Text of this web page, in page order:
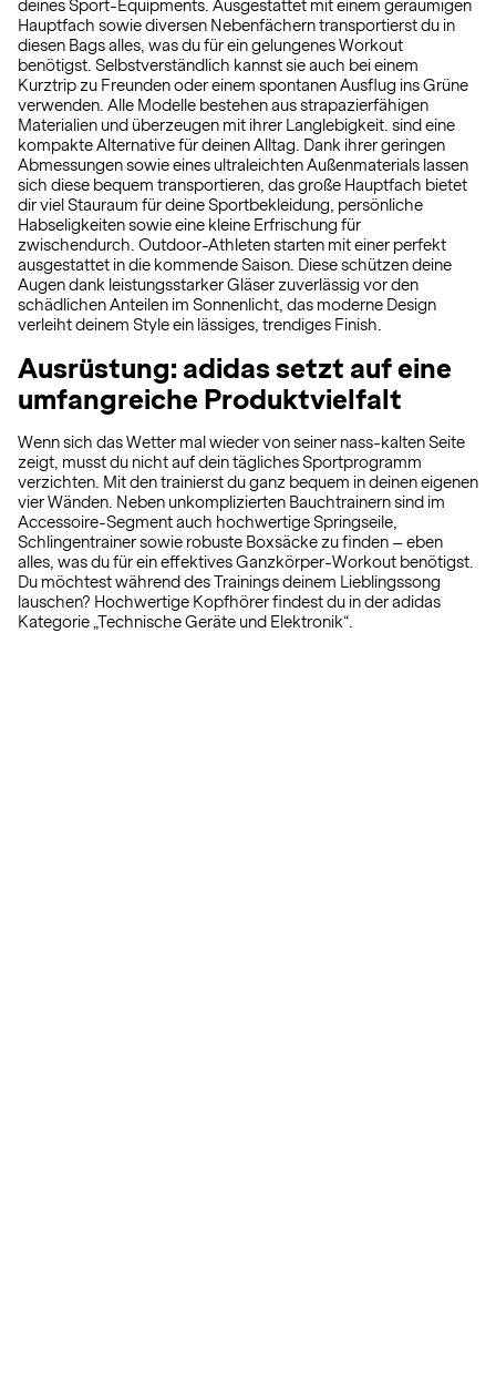
deines Sport-Equipments. Ausgestattet mit einem geräumigen
Hauptfach sowie diversen Nebenfächern transportierst du in
diesen Bags alles, was du für ein gelungenes Workout
benötigst. Selbstverständlich kannst sie auch bei einem
Kurztrip zu Freunden oder einem spontanen Ausflug ins Grüne
verwenden. Alle Modelle bestehen aus strapazierfähigen
Materialien und überzeugen mit ihrer Langlebigkeit. sind eine
kompakte Alternative für deinen Alltag. Dank ihrer geringen
Abmessungen sowie eines ultraleichten Außenmaterials lassen
sich diese bequem transportieren, das große Hauptfach bietet
dir viel Stauraum für deine Sportbekleidung, persönliche
Habseligkeiten sowie eine kleine Erfrischung für
zwischendurch. Outdoor-Athleten starten mit einer perfekt
ausgestattet in die kommende Saison. Diese schützen deine
Augen dank leistungsstarker Gläser zuverlässig vor den
schädlichen Anteilen im Sonnenlicht, das moderne Design
verleiht deinem Style ein lässiges, trendiges Finish.
Ausrüstung: adidas setzt auf eine
umfangreiche Produktvielfalt
Wenn sich das Wetter mal wieder von seiner nass-kalten Seite
zeigt, musst du nicht auf dein tägliches Sportprogramm
verzichten. Mit den trainierst du ganz bequem in deinen eigenen
vier Wänden. Neben unkomplizierten Bauchtrainern sind im
Accessoire-Segment auch hochwertige Springseile,
Schlingentrainer sowie robuste Boxsäcke zu finden – eben
alles, was du für ein effektives Ganzkörper-Workout benötigst.
Du möchtest während des Trainings deinem Lieblingssong
lauschen? Hochwertige Kopfhörer findest du in der adidas
Kategorie „Technische Geräte und Elektronik“.